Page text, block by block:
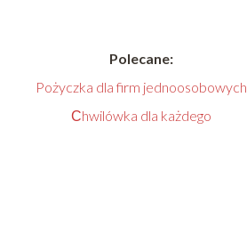
Polecane:
Pożyczka dla firm jednoosobowych
Сhwilówka dla każdego